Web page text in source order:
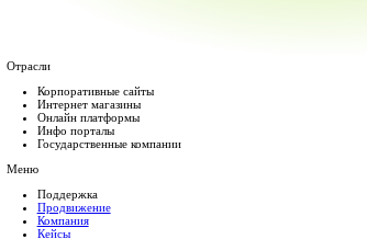
Личный менеджер
Работа в нерабочее время и выходной
Аудит конверсии и юзабилити
Переговоры от лица компании
Корпоративный